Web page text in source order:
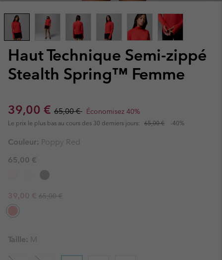
Haut Technique Semi-zippé
Stealth Spring™ Femme
Sale price:
39,00 € Regular price:
65,00 € Économisez 40%
Le prix le plus bas au cours des 30 derniers jours: 65,00 € -40%
Couleur: Poppy Red
65,00 €
Sale price:
39,00 € Regular price:
65,00 €
Taille: M